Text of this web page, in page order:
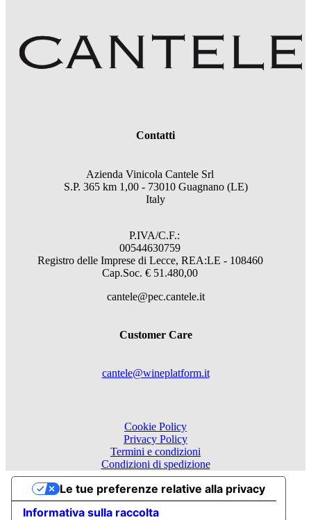
Contatti
Azienda Vinicola Cantele Srl
S.P. 365 km 1,00 - 73010 Guagnano (LE)
Italy
P.IVA/C.F.:
00544630759
Registro delle Imprese di Lecce, REA:LE - 108460
Cap.Soc. € 51.480,00
cantele@pec.cantele.it
Customer Care
cantele@wineplatform.it
Cookie Policy
Privacy Policy
Termini e condizioni
Condizioni di spedizione
Informativa sulla raccolta
Le tue preferenze relative alla privacy